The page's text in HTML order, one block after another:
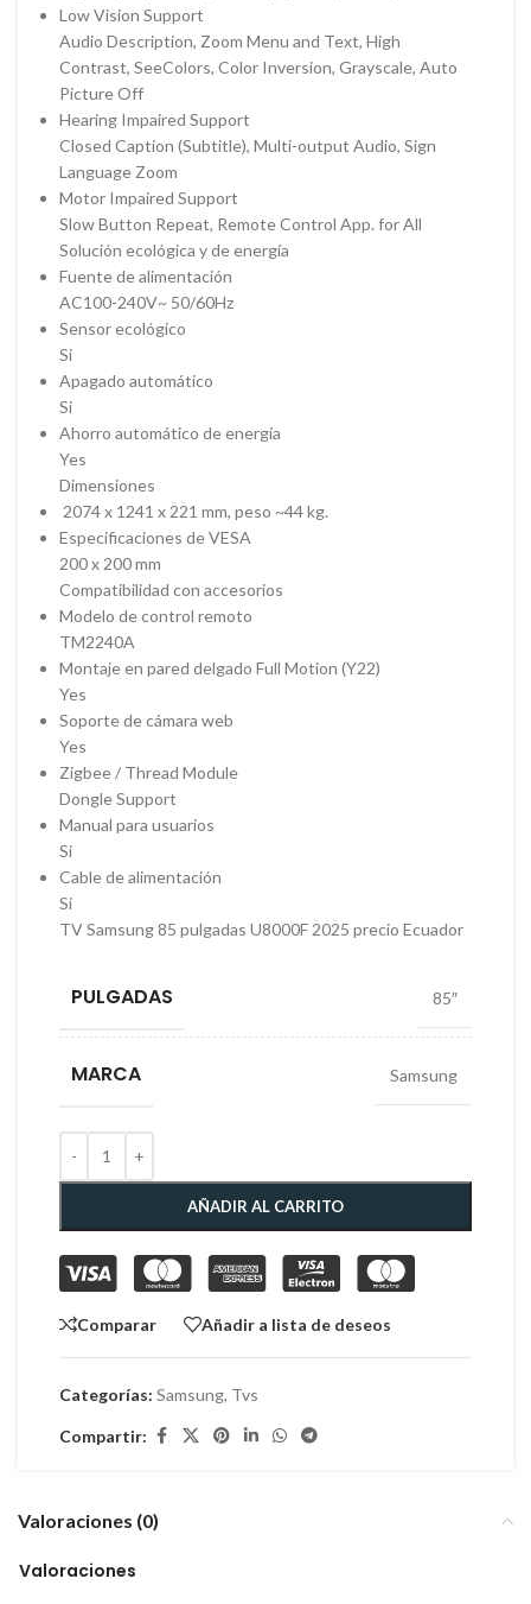
Low Vision Support
Audio Description, Zoom Menu and Text, High
Contrast, SeeColors, Color Inversion, Grayscale, Auto
Picture Off
Hearing Impaired Support
Closed Caption (Subtitle), Multi-output Audio, Sign
Language Zoom
Motor Impaired Support
Slow Button Repeat, Remote Control App. for All
Solución ecológica y de energía
Fuente de alimentación
AC100-240V~ 50/60Hz
Sensor ecológico
Si
Apagado automático
Si
Ahorro automático de energía
Yes
Dimensiones
2074 x 1241 x 221 mm, peso ~44 kg.
Especificaciones de VESA
200 x 200 mm
Compatibilidad con accesorios
Modelo de control remoto
TM2240A
Montaje en pared delgado Full Motion (Y22)
Yes
Soporte de cámara web
Yes
Zigbee / Thread Module
Dongle Support
Manual para usuarios
Si
Cable de alimentación
Si
TV Samsung 85 pulgadas U8000F 2025 precio Ecuador
PULGADAS 85″
MARCA Samsung
AÑADIR AL CARRITO
Comparar Añadir a lista de deseos
Categorías: Samsung, Tvs
Compartir:
Valoraciones (0)
Valoraciones